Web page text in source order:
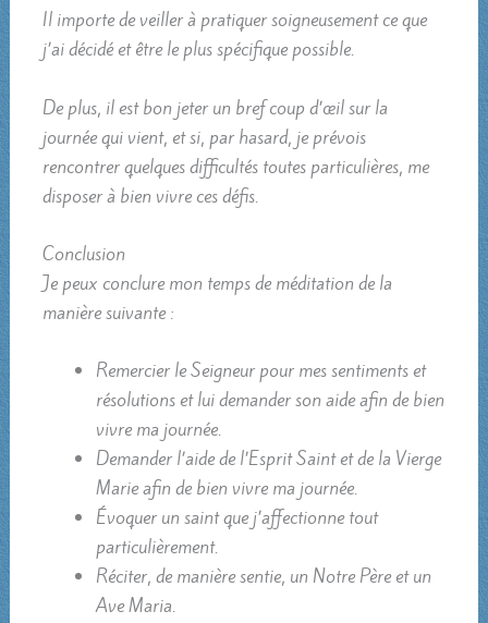
Il importe de veiller à pratiquer soigneusement ce que
j’ai décidé et être le plus spécifique possible.
De plus, il est bon jeter un bref coup d’œil sur la
journée qui vient, et si, par hasard, je prévois
rencontrer quelques difficultés toutes particulières, me
disposer à bien vivre ces défis.
Conclusion
Je peux conclure mon temps de méditation de la
manière suivante :
Remercier le Seigneur pour mes sentiments et
résolutions et lui demander son aide afin de bien
vivre ma journée.
Demander l’aide de l’Esprit Saint et de la Vierge
Marie afin de bien vivre ma journée.
Évoquer un saint que j’affectionne tout
particulièrement.
Réciter, de manière sentie, un Notre Père et un
Ave Maria.